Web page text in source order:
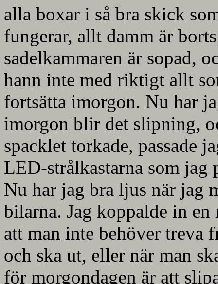
alla boxar i så bra skick
fungerar, allt damm är
sadelkammaren är sopad,
hann inte med riktigt allt
fortsätta imorgon. Nu har
imorgon blir det slipning,
spacklet torkade, passade
LED-strålkastarna som jag
Nu har jag bra ljus när jag
bilarna. Jag koppalde in
att man inte behöver treva
och ska ut, eller när man
för morgondagen är att